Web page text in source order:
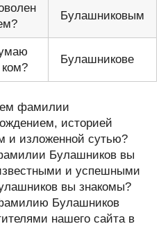
Булашниковым
Булашникове
фамилии
историей
и изложенной сутью?
Булашников вы
и успешными
вы знакомы?
Булашников
нашего сайта в